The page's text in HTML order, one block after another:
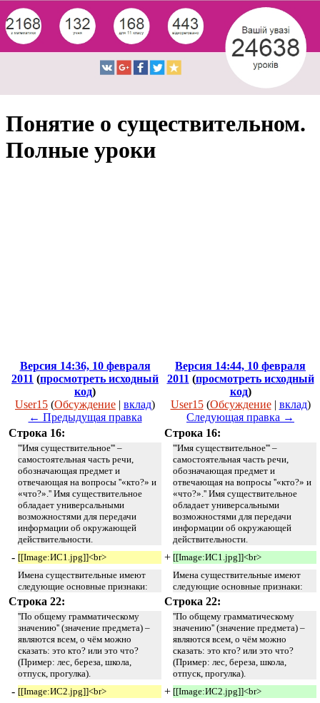
Понятие о существительном.
Полные уроки
Версия 14:36, 10 февраля
2011 (просмотреть исходный
код)
User15 (Обсуждение | вклад)
← Предыдущая правка
Версия 14:44, 10 февраля
2011 (просмотреть исходный
код)
User15 (Обсуждение| вклад)
Следующая правка →
Строка 16:
Строка 16:
'''Имя существительное''' –
самостоятельная часть речи,
обозначающая предмет и
отвечающая на вопросы ''«кто?» и
«что?».'' Имя существительное
обладает универсальными
возможностями для передачи
информации об окружающей
действительности.
'''Имя существительное''' –
самостоятельная часть речи,
обозначающая предмет и
отвечающая на вопросы ''«кто?» и
«что?».'' Имя существительное
обладает универсальными
возможностями для передачи
информации об окружающей
действительности.
- [[Image:ИС1.jpg]]<br> + [[Image:ИС1.jpg]]<br>
Имена существительные имеют
следующие основные признаки:
Имена существительные имеют
следующие основные признаки:
Строка 22: Строка 22:
''По общему грамматическому
значению'' (значение предмета) –
являются всем, о чём можно
сказать: это кто? или это что?
(Пример: лес, береза, школа,
отпуск, прогулка).
''По общему грамматическому
значению'' (значение предмета) –
являются всем, о чём можно
сказать: это кто? или это что?
(Пример: лес, береза, школа,
отпуск, прогулка).
- [[Image:ИС2.jpg]]<br> + [[Image:ИС2.jpg]]<br>